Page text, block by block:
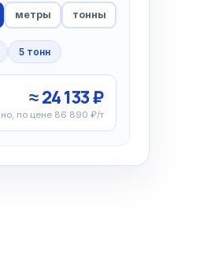
метры тонны
5 тонн
≈ 24 133 ₽
по цене 86 890 ₽/т